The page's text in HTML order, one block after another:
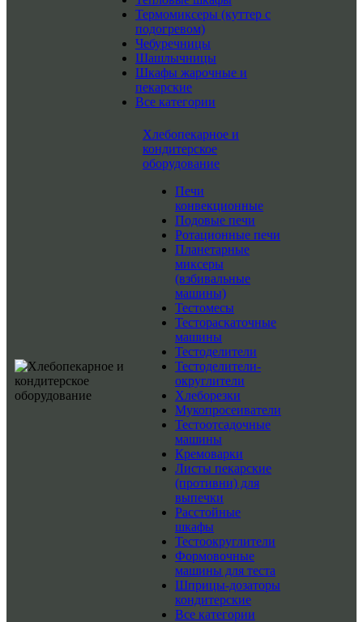
Термомиксеры (куттер с
подогревом)
Чебуречницы
Шашлычницы
Шкафы жарочные и
пекарские
Все категории
Хлебопекарное и
кондитерское
оборудование
Печи
конвекционные
Подовые печи
Ротационные печи
Планетарные
миксеры
(взбивальные
машины)
Тестомесы
Тестораскаточные
машины
Тестоделители
Тестоделители-
округлители
Хлеборезки
Мукопросеиватели
Тестоотсадочные
машины
Кремоварки
Листы пекарские
(противни) для
выпечки
Расстойные
шкафы
Тестоокруглители
Формовочные
машины для теста
Шприцы-дозаторы
кондитерские
Все категории